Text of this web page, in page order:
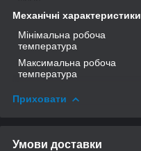
Механічні характеристики
Мінімальна робоча
температура
Максимальна робоча
температура
Приховати
Умови доставки